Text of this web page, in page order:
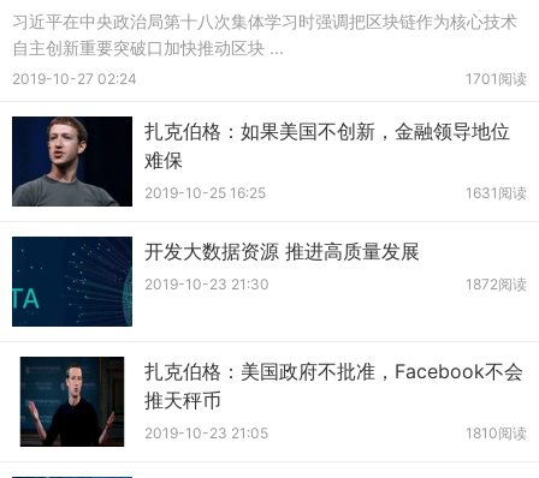
习近平在中央政治局第十八次集体学习时强调把区块链作为核心技术
自主创新重要突破口加快推动区块 ...
2019-10-27 02:24 1701阅读
扎克伯格：如果美国不创新，金融领导地位
难保
2019-10-25 16:25 1631阅读
开发大数据资源 推进高质量发展
2019-10-23 21:30 1872阅读
扎克伯格：美国政府不批准，Facebook不会
推天秤币
2019-10-23 21:05 1810阅读